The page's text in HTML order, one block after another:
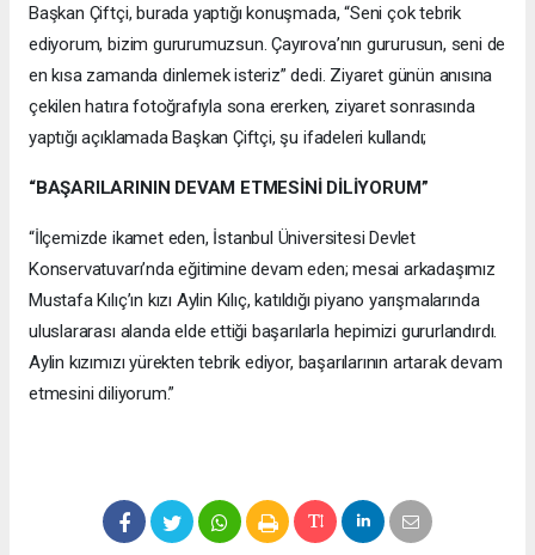
Başkan Çiftçi, burada yaptığı konuşmada, “Seni çok tebrik
ediyorum, bizim gururumuzsun. Çayırova’nın gururusun, seni de
en kısa zamanda dinlemek isteriz” dedi. Ziyaret günün anısına
çekilen hatıra fotoğrafıyla sona ererken, ziyaret sonrasında
yaptığı açıklamada Başkan Çiftçi, şu ifadeleri kullandı;
“BAŞARILARININ DEVAM ETMESİNİ DİLİYORUM”
“İlçemizde ikamet eden, İstanbul Üniversitesi Devlet
Konservatuvarı’nda eğitimine devam eden; mesai arkadaşımız
Mustafa Kılıç’ın kızı Aylin Kılıç, katıldığı piyano yarışmalarında
uluslararası alanda elde ettiği başarılarla hepimizi gururlandırdı.
Aylin kızımızı yürekten tebrik ediyor, başarılarının artarak devam
etmesini diliyorum.”